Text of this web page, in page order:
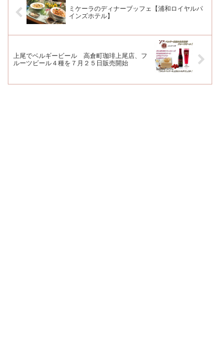
ミケーラのディナーブッフェ【浦和ロイヤルパ
インズホテル】
上尾でベルギービール 高倉町珈琲上尾店、フ
ルーツビール４種を７月２５日販売開始